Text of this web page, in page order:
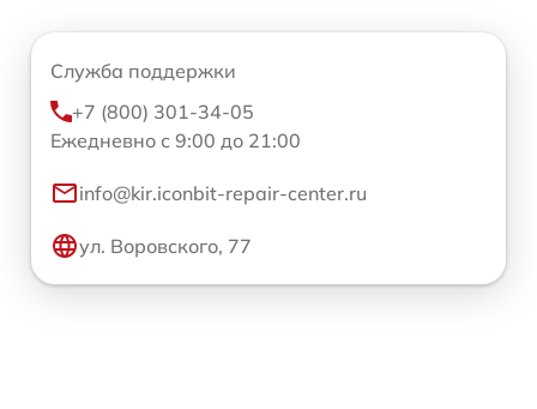
Служба поддержки
+7 (800) 301-34-05
Ежедневно с 9:00 до 21:00
info@kir.iconbit-repair-center.ru
ул. Воровского, 77